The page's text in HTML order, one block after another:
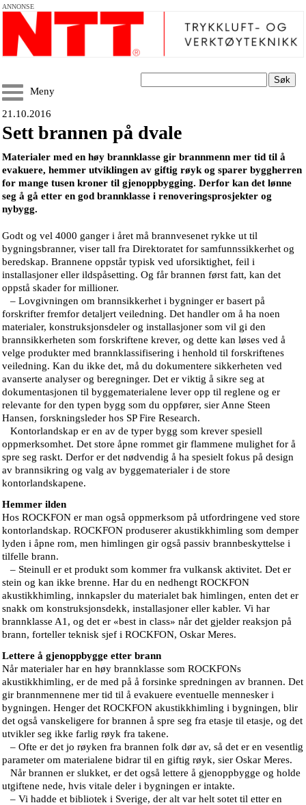
ANNONSE
Søk
Meny
21.10.2016
Sett brannen på dvale
Materialer med en høy brannklasse gir brannmenn mer tid til å
evakuere, hemmer utviklingen av giftig røyk og sparer byggherren
for mange tusen kroner til gjenoppbygging. Derfor kan det lønne
seg å gå etter en god brannklasse i renoveringsprosjekter og
nybygg.
Godt og vel 4000 ganger i året må brannvesenet rykke ut til
bygningsbranner, viser tall fra Direktoratet for samfunnssikkerhet og
beredskap. Brannene oppstår typisk ved uforsiktighet, feil i
installasjoner eller ildspåsetting. Og får brannen først fatt, kan det
oppstå skader for millioner.
– Lovgivningen om brannsikkerhet i bygninger er basert på
forskrifter fremfor detaljert veiledning. Det handler om å ha noen
materialer, konstruksjonsdeler og installasjoner som vil gi den
brannsikkerheten som forskriftene krever, og dette kan løses ved å
velge produkter med brannklassifisering i henhold til forskriftenes
veiledning. Kan du ikke det, må du dokumentere sikkerheten ved
avanserte analyser og beregninger. Det er viktig å sikre seg at
dokumentasjonen til byggematerialene lever opp til reglene og er
relevante for den typen bygg som du oppfører, sier Anne Steen
Hansen, forskningsleder hos SP Fire Research.
Kontorlandskap er en av de typer bygg som krever spesiell
oppmerksomhet. Det store åpne rommet gir flammene mulighet for å
spre seg raskt. Derfor er det nødvendig å ha spesielt fokus på design
av brannsikring og valg av byggematerialer i de store
kontorlandskapene.
Hemmer ilden
Hos ROCKFON er man også oppmerksom på utfordringene ved store
kontorlandskap. ROCKFON produserer akustikkhimling som demper
lyden i åpne rom, men himlingen gir også passiv brannbeskyttelse i
tilfelle brann.
– Steinull er et produkt som kommer fra vulkansk aktivitet. Det er
stein og kan ikke brenne. Har du en nedhengt ROCKFON
akustikkhimling, innkapsler du materialet bak himlingen, enten det er
snakk om konstruksjonsdekk, installasjoner eller kabler. Vi har
brannklasse A1, og det er «best in class» når det gjelder reaksjon på
brann, forteller teknisk sjef i ROCKFON, Oskar Meres.
Lettere å gjenoppbygge etter brann
Når materialer har en høy brannklasse som ROCKFONs
akustikkhimling, er de med på å forsinke spredningen av brannen. Det
gir brannmennene mer tid til å evakuere eventuelle mennesker i
bygningen. Henger det ROCKFON akustikkhimling i bygningen, blir
det også vanskeligere for brannen å spre seg fra etasje til etasje, og det
utvikler seg ikke farlig røyk fra takene.
– Ofte er det jo røyken fra brannen folk dør av, så det er en vesentlig
parameter om materialene bidrar til en giftig røyk, sier Oskar Meres.
Når brannen er slukket, er det også lettere å gjenoppbygge og holde
utgiftene nede, hvis vitale deler i bygningen er intakte.
– Vi hadde et bibliotek i Sverige, der alt var helt sotet til etter en